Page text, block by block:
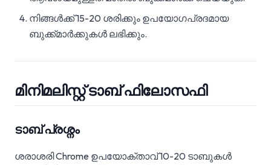
നിങ്ങൾക്ക് 15-20 ശരിക്കും ഉപയോഗപ്രദമായ
ബുക്ക്മാർക്കുകൾ ലഭിക്കും.
മിനിമലിസ്റ്റ് ടാബ് ഫിലോസഫി
ടാബ് പ്രശ്നം
ശരാശരി Chrome ഉപയോക്താവ് 10-20 ടാബുകൾ